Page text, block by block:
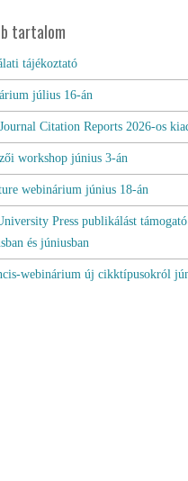
tartalom
tájékoztató
július 16-án
Citation Reports 2026-os
workshop június 3-án
webinárium június 18-án
Press publikálást
és júniusban
webinárium új cikktípusokról